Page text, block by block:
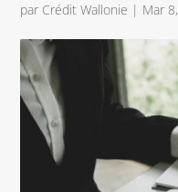
par Crédit Wallonie | Mar